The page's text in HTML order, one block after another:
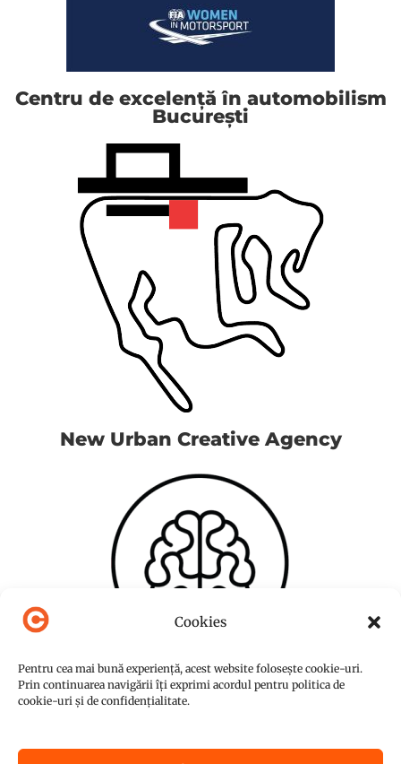
Cookies
Pentru cea mai bună experiență, acest website folosește cookie-uri.
Prin continuarea navigării îți exprimi acordul pentru politica de
cookie-uri și de confidențialitate.
Centru de excelență în automobilism
București
New Urban Creative Agency